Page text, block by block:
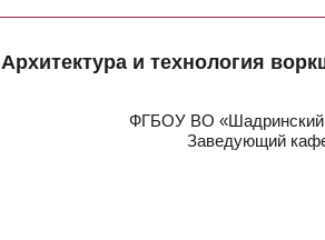
Архитектура и технология
ФГБОУ ВО «Шадринский
Заведующий